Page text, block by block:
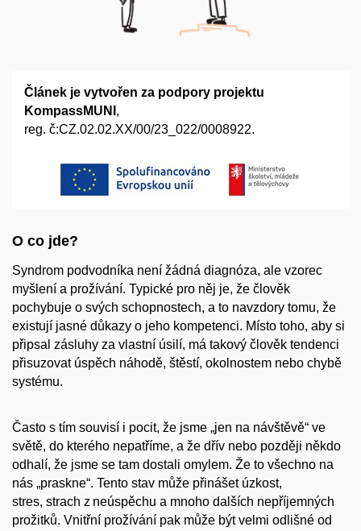
Článek je vytvořen za podpory projektu
KompassMUNI ,
reg. č:CZ.02.02.XX/00/23_022/0008922.
O co jde?
Syndrom podvodníka není žádná diagnóza, ale vzorec
myšlení a prožívání. Typické pro něj je, že člověk
pochybuje o svých schopnostech, a to navzdory tomu, že
existují jasné důkazy o jeho kompetenci. Místo toho, aby si
připsal zásluhy za vlastní úsilí, má takový člověk tendenci
přisuzovat úspěch náhodě, štěstí, okolnostem nebo chybě
systému.
Často s tím souvisí i pocit, že jsme „jen na návštěvě“ ve
světě, do kterého nepatříme, a že dřív nebo později někdo
odhalí, že jsme se tam dostali omylem. Že to všechno na
nás „praskne“. Tento stav může přinášet úzkost,
stres, strach z neúspěchu a mnoho dalších nepříjemných
prožitků. Vnitřní prožívání pak může být velmi odlišné od